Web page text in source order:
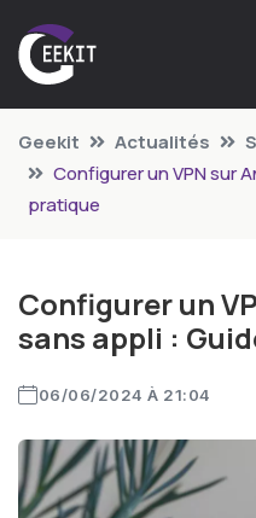
Geekit Actualités
Configurer un VPN sur
pratique
Configurer un
sans appli :
06/06/2024 À 21:04